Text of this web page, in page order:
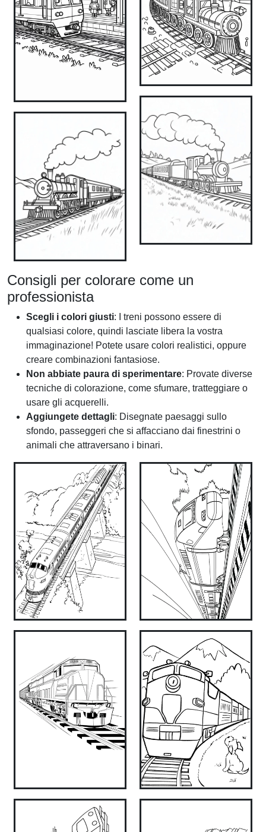
Consigli per colorare come un
professionista
Scegli i colori giusti: I treni possono essere di
qualsiasi colore, quindi lasciate libera la vostra
immaginazione! Potete usare colori realistici, oppure
creare combinazioni fantasiose.
Non abbiate paura di sperimentare: Provate diverse
tecniche di colorazione, come sfumare, tratteggiare o
usare gli acquerelli.
Aggiungete dettagli: Disegnate paesaggi sullo
sfondo, passeggeri che si affacciano dai finestrini o
animali che attraversano i binari.